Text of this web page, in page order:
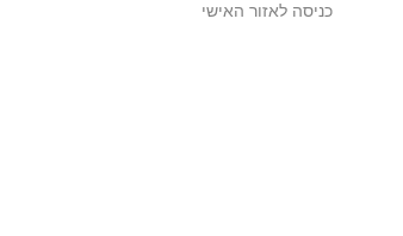
כניסה לאזור האישי